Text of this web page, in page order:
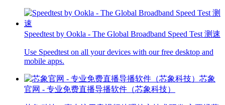
Speedtest by Ookla - The Global Broadband Speed Test 测速
Use Speedtest on all your devices with our free desktop and
mobile apps.
芯象
官网 - 专业免费直播导播软件（芯象科技）